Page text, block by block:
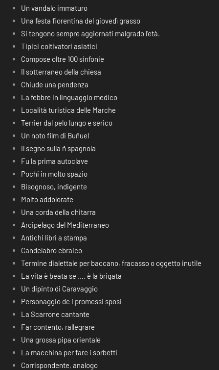
Un vandalo immaturo
Una festa fiorentina del giovedì grasso
Si tengono sempre aggiornati malgrado l’età.
Tipici coltivatori asiatici
Compose oltre 100 sinfonie
Il sotterraneo della chiesa
Chiude una pendenza
La febbre in linguaggio medico
Località turistica delle Marche
Terrier dal pelo lungo e serico
Un noto film di Buñuel
Il segno sulla ñ spagnola
Fu la prima autoclave
Pochi in molto spazio
Bisognoso, indigente
Molto addolorate
Una corda della chitarra
Arcipelago del Mediterraneo
Antichi libri a stampa
Candelabro ebraico
Termine dialettale per baccano, fracasso o oggetto inutile
La vita è beata se …. è la brigata
Un dipinto di Caravaggio
Personaggio de I promessi sposi
La Scarrone cantante
Far contento, rallegrare
Una grossa pipa orientale
La macchina per fare i sorbetti
Corrispondente, analogo